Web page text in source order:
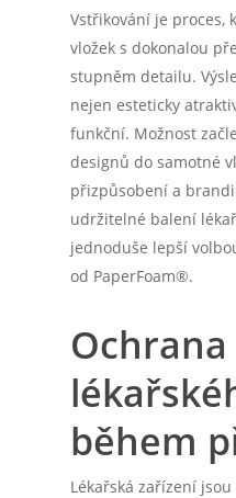
Vstřikování je proces,
vložek s dokonalou
stupněm detailu.
nejen esteticky
funkční. Možnost
designů do samotné
přizpůsobení a
udržitelné balení
jednoduše lepší
od PaperFoam®.
Ochrana
během
Lékařská zařízení